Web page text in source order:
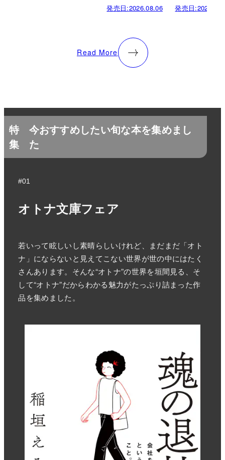
発売日:2026.08.06 発売日:
Read More
特
集
今おすすめしたい旬な本を集めまし
た
#01
オトナ文庫フェア
若いって眩しいし素晴らしいけれど、まだまだ「オト
ナ」にならないと見えてこない世界が世の中にはたく
さんあります。そんな“オトナ”の世界を垣間見る、そ
して“オトナ”だからわかる魅力がたっぷり詰まった作
品を集めました。